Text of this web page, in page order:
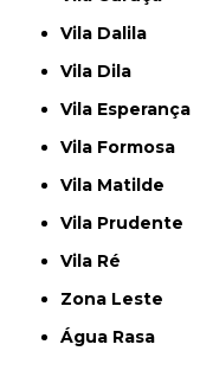
Vila Dalila
Vila Dila
Vila Esperança
Vila Formosa
Vila Matilde
Vila Prudente
Vila Ré
Zona Leste
Água Rasa